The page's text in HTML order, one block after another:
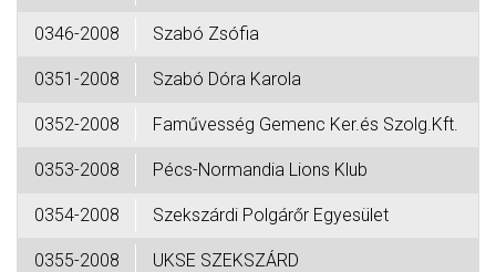
0346-2008 Szabó Zsófia
0351-2008 Szabó Dóra Karola
0352-2008 Faművesség Gemenc Ker.és Szolg.Kft.
0353-2008 Pécs-Normandia Lions Klub
0354-2008 Szekszárdi Polgárőr Egyesület
0355-2008 UKSE SZEKSZÁRD